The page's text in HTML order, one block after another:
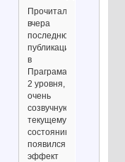
Прочитала
вчера
последнюю
публикацию
в
Праграмах
2 уровня,
очень
созвучную
текущему
состоянию,
появился
эффект